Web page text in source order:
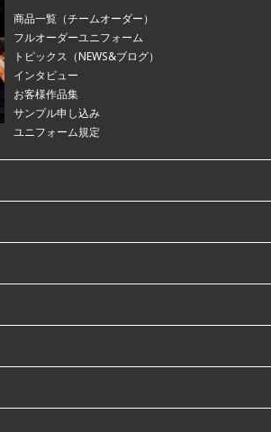
商品一覧（チームオーダー）
フルオーダーユニフォーム
トピックス（NEWS&ブログ）
インタビュー
お客様作品集
サンプル申し込み
ユニフォーム規定